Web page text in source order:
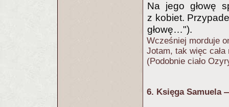
Na jego głowę
z kobiet.
głowę…").
Wcześniej morduje
Jotam, tak więc
(Podobnie ciało
6. Księga Samuela